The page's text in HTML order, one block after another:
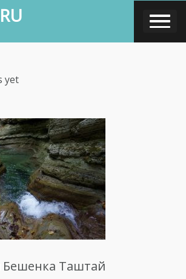
yet
Бешенка Таштай